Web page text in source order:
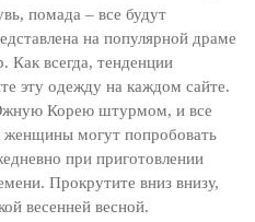
помада – все будут
​​на популярной драме
Как всегда, тенденции
эту одежду на каждом сайте.
Корею штурмом, и все
могут попробовать
при приготовлении
Прокрутите вниз внизу,
весенней весной.